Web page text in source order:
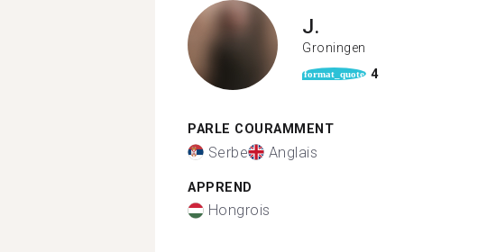
J.
Groningen
format_quote 4
PARLE COURAMMENT
Serbe Anglais
APPREND
Hongrois